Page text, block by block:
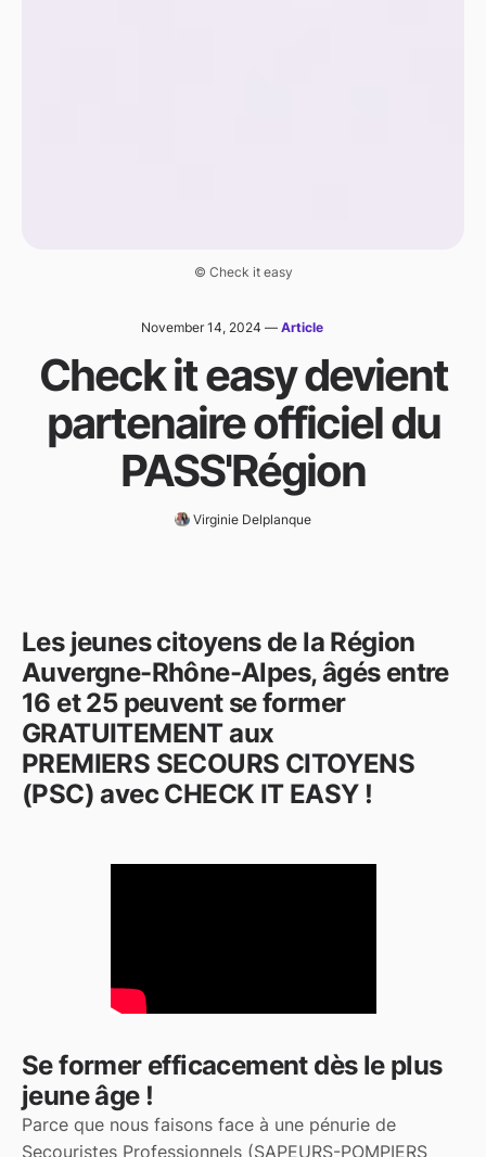
© Check it easy
November 14, 2024 — Article
Check it easy devient
partenaire officiel du
PASS'Région
Virginie Delplanque
Les jeunes citoyens de la Région
Auvergne-Rhône-Alpes, âgés entre
16 et 25 peuvent se former
GRATUITEMENT aux
PREMIERS SECOURS CITOYENS
(PSC) avec CHECK IT EASY !
Se former efficacement dès le plus
jeune âge !
Parce que nous faisons face à une pénurie de
Secouristes Professionnels (SAPEURS-POMPIERS